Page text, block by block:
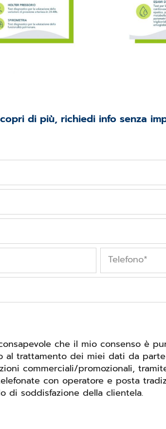
di più, richiedi info senza
Telefono*
che il mio consenso è
al trattamento dei miei dati da
commerciali/promozionali,
con operatore e posta
di soddisfazione della clientela.